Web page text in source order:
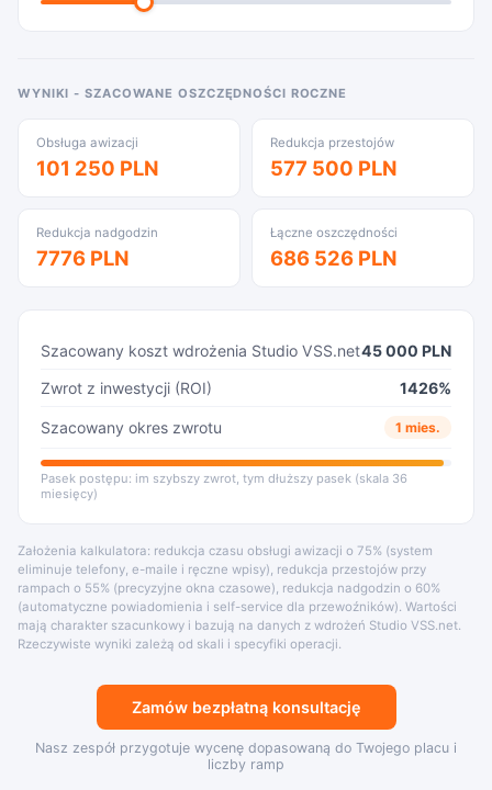
WYNIKI - SZACOWANE OSZCZĘDNOŚCI ROCZNE
Obsługa awizacji
101 250 PLN
Redukcja przestojów
577 500 PLN
Redukcja nadgodzin
7776 PLN
Łączne oszczędności
686 526 PLN
Szacowany koszt wdrożenia Studio VSS.net45 000 PLN
Zwrot z inwestycji (ROI)
1426%
Szacowany okres zwrotu 1 mies.
Pasek postępu: im szybszy zwrot, tym dłuższy pasek (skala 36
miesięcy)
Założenia kalkulatora: redukcja czasu obsługi awizacji o 75% (system
eliminuje telefony, e-maile i ręczne wpisy), redukcja przestojów przy
rampach o 55% (precyzyjne okna czasowe), redukcja nadgodzin o 60%
(automatyczne powiadomienia i self-service dla przewoźników). Wartości
mają charakter szacunkowy i bazują na danych z wdrożeń Studio VSS.net.
Rzeczywiste wyniki zależą od skali i specyfiki operacji.
Zamów bezpłatną konsultację
Nasz zespół przygotuje wycenę dopasowaną do Twojego placu i
liczby ramp